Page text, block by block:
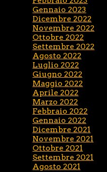
Gennaio 2023
Dicembre 2022
Novembre 2022
Ottobre 2022
Settembre 2022
Agosto 2022
Luglio 2022
Giugno 2022
Maggio 2022
Aprile 2022
Marzo 2022
Febbraio 2022
Gennaio 2022
Dicembre 2021
Novembre 2021
Ottobre 2021
Settembre 2021
Agosto 2021